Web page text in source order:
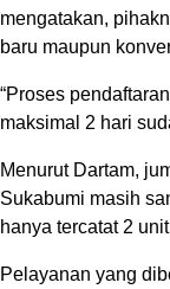
mengatakan,
baru maupun
“Proses
maksimal 2 hari
Menurut Dartam,
Sukabumi masih
hanya tercatat 2
Pelayanan yang